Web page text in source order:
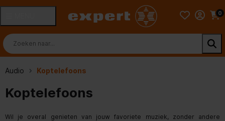
0
Audio Koptelefoons
Koptelefoons
Wil je overal genieten van jouw favoriete muziek, zonder andere